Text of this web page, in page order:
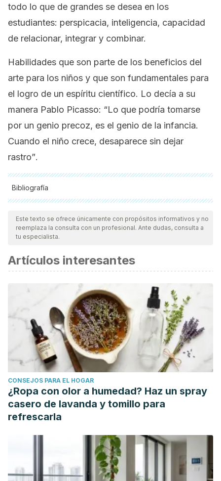
todo lo que de grandes se desea en los
estudiantes: perspicacia, inteligencia, capacidad
de relacionar, integrar y combinar.
Habilidades que son parte de los beneficios del
arte para los niños y que son fundamentales para
el logro de un espíritu científico. Lo decía a su
manera Pablo Picasso: “Lo que podría tomarse
por un genio precoz, es el genio de la infancia.
Cuando el niño crece, desaparece sin dejar
rastro”.
Bibliografía
Todas las fuentes citadas fueron revisadas a profundidad por
nuestro equipo, para asegurar su calidad, confiabilidad,
vigencia y validez.La bibliografía de este artículo fue
científica.
Iwai, K. (2002). La contribución de la educación artística a
Perspectivas (4).Disponible en:
http://www.ibe.unesco.org/sites/default/files/resources/
124_spa.pdf#page=25
Lantieri, L. (2010). Las emociones van a la escuela.National
Geographic, Monográfico Cerebro y emociones, 66-73.
Disponible en:
https://www.cbtis59.edu.mx/Descargables/Las-Emociones-
van-a-la-escuela.pdf
Paniagua, K. L., & Vega, M. U. (2008). La teoría de las
inteligencias múltiples en la práctica docente en educación
https://www.revistas.una.ac.cr/index.php/EDUCARE/article/
Este texto se ofrece únicamente con propósitos informativos y no
reemplaza la consulta con un profesional. Ante dudas, consulta a
tu especialista.
Artículos interesantes
CONSEJOS PARA EL HOGAR
¿Ropa con olor a humedad? Haz un spray
casero de lavanda y tomillo para
refrescarla